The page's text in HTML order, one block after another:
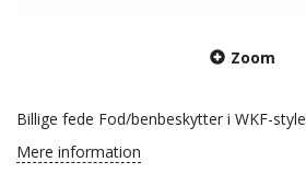
Zoom
Billige fede Fod/benbeskytter i WKF-style
Mere information